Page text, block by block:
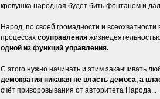
кровушка народная будет бить фонтаном и
Народ, по своей громадности и всеохватности
процессах соуправления
одной из функций управления.
С этого нужно начинать и этим заканчивать
демократия никакая не власть демоса, а
счёт приворовывания от авторитета Народа...